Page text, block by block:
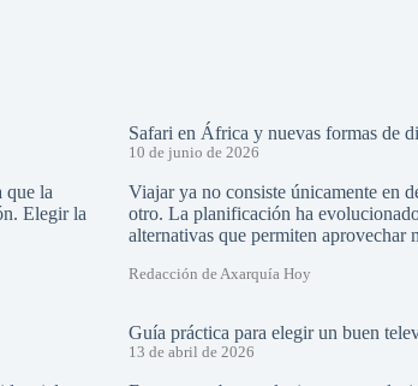
que la
Elegir la
Safari en África y nuevas formas de
10 de junio de 2026
Viajar ya no consiste únicamente en
otro. La planificación ha
alternativas que permiten
Redacción de Axarquía Hoy
Guía práctica para elegir un buen
13 de abril de 2026